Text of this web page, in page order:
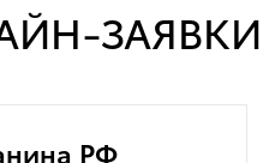
ЗАЯВКИ
РФ